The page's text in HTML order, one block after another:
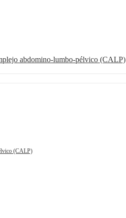
abdomino-lumbo-pélvico (CALP)
(CALP)